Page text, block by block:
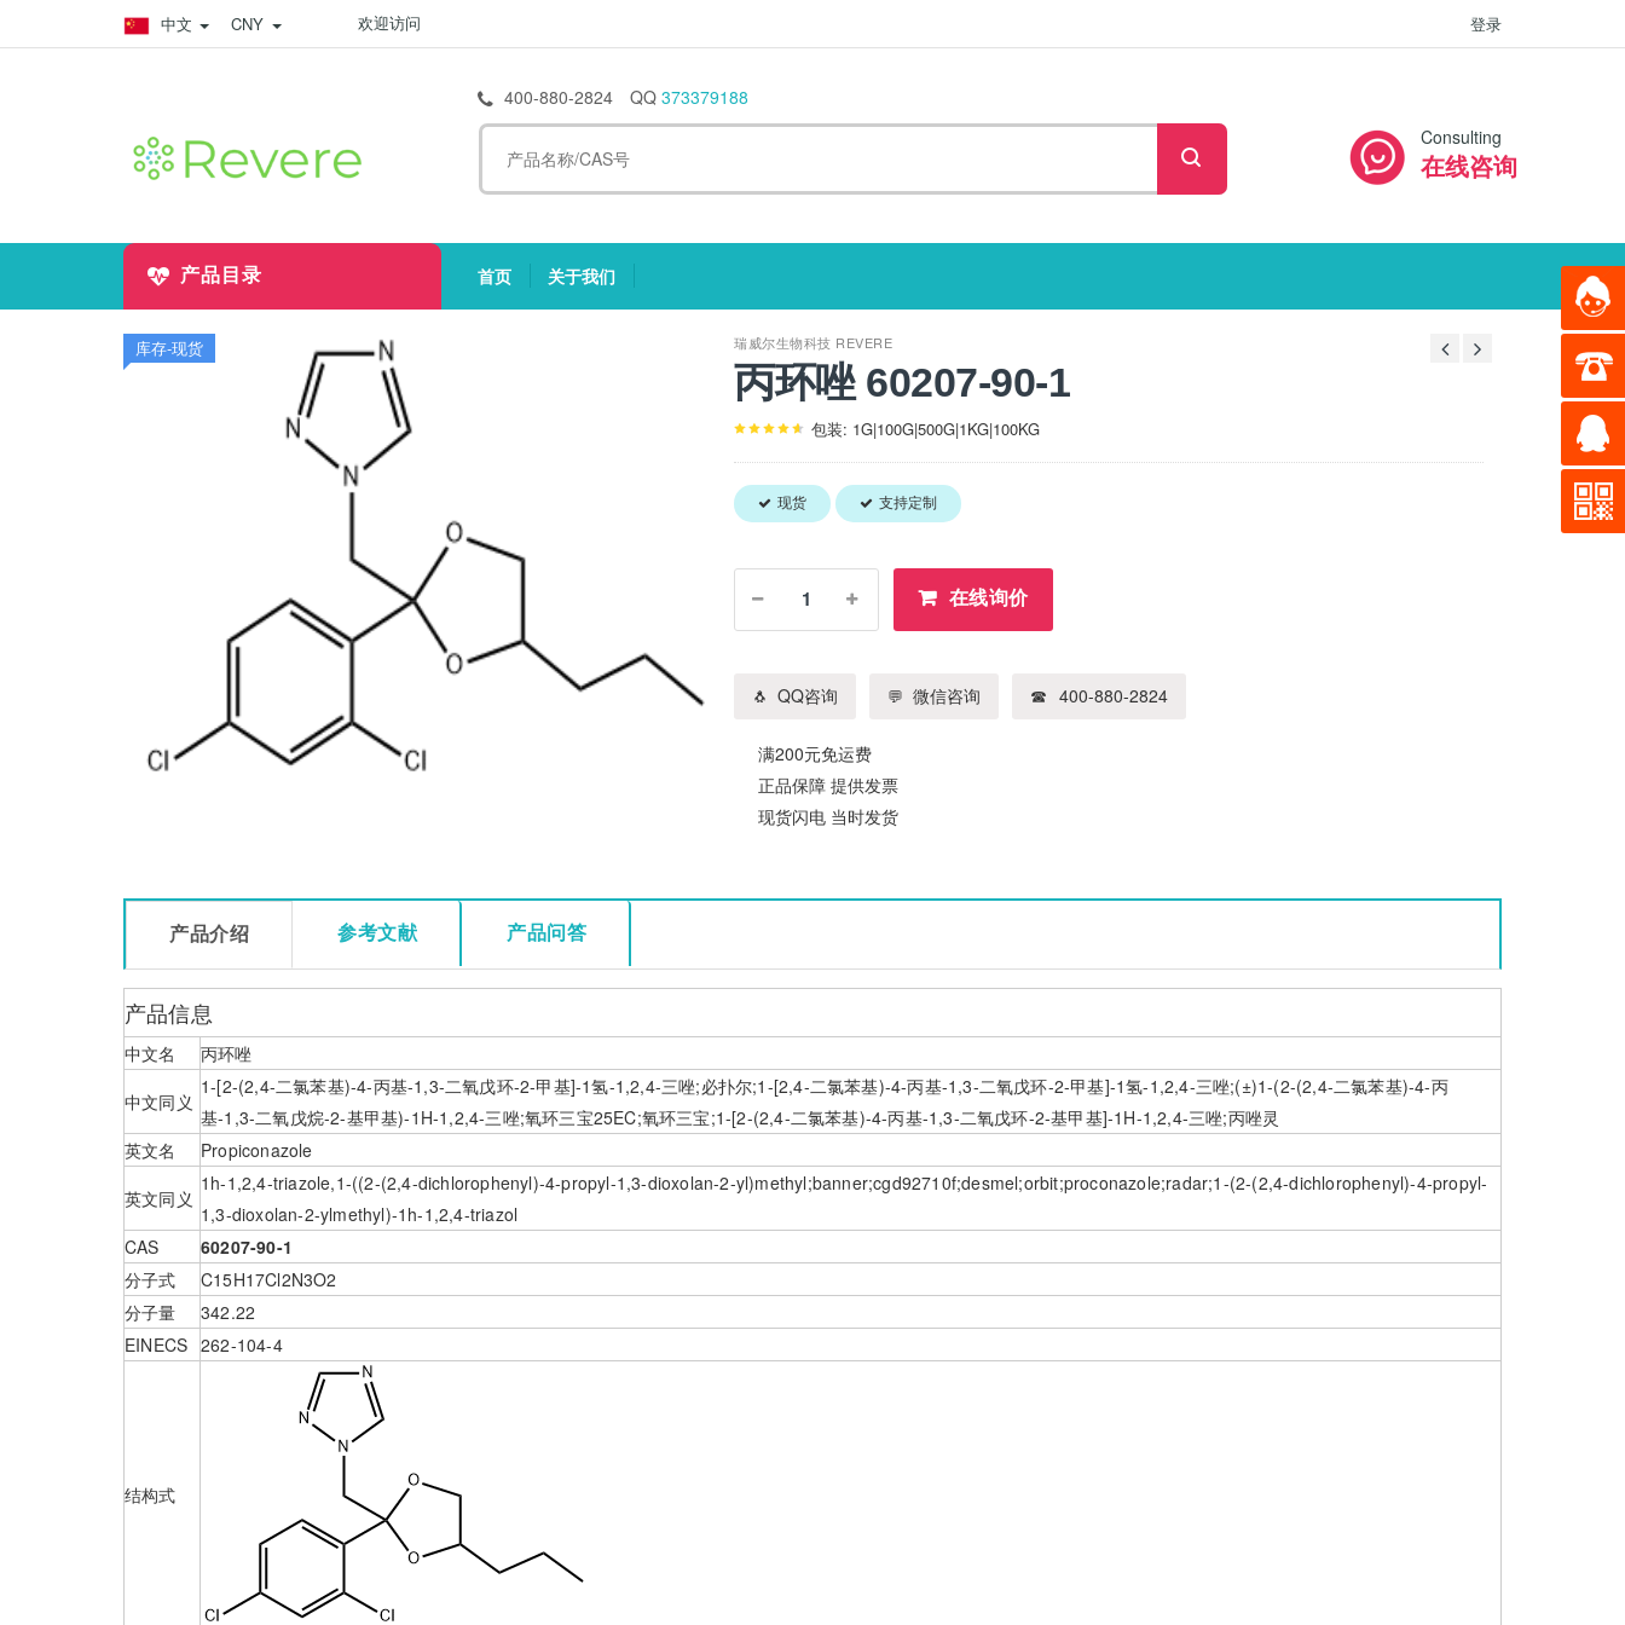
中文 CNY 欢迎访问 登录
400-880-2824 QQ 373379188
Consulting
在线咨询
产品目录
首页
关于我们
库存-现货 瑞威尔生物科技 REVERE
丙环唑 60207-90-1
包装: 1G|100G|500G|1KG|100KG
现货 支持定制
在线询价
QQ咨询 微信咨询 400-880-2824
满200元免运费
正品保障 提供发票
现货闪电 当时发货
产品介绍 参考文献 产品问答
产品信息
中文名
丙环唑
中文同义
1-[2-(2,4-二氯苯基)-4-丙基-1,3-二氧戊环-2-甲基]-1氢-1,2,4-三唑;必扑尔;1-[2,4-二氯苯基)-4-丙基-1,3-二氧戊环-2-甲基]-1氢-1,2,4-三唑;(±)1-(2-(2,4-二氯苯基)-4-丙
基-1,3-二氧戊烷-2-基甲基)-1H-1,2,4-三唑;氧环三宝25EC;氧环三宝;1-[2-(2,4-二氯苯基)-4-丙基-1,3-二氧戊环-2-基甲基]-1H-1,2,4-三唑;丙唑灵
英文名
Propiconazole
英文同义
1h-1,2,4-triazole,1-((2-(2,4-dichlorophenyl)-4-propyl-1,3-dioxolan-2-yl)methyl;banner;cgd92710f;desmel;orbit;proconazole;radar;1-(2-(2,4-dichlorophenyl)-4-propyl-
1,3-dioxolan-2-ylmethyl)-1h-1,2,4-triazol
CAS
60207-90-1
分子式
C15H17Cl2N3O2
分子量
342.22
EINECS 262-104-4
结构式